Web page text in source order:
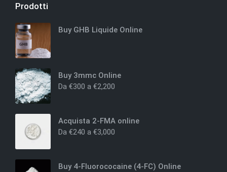
Prodotti
Buy GHB Liquide Online
Buy 3mmc Online
Da €300 a €2,200
Acquista 2-FMA online
Da €240 a €3,000
Buy 4-Fluorococaine (4-FC) Online